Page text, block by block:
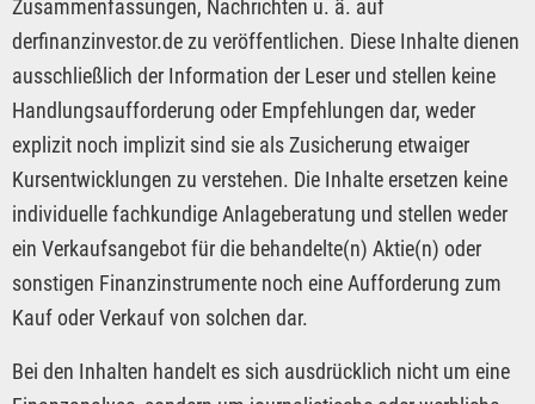
Zusammenfassungen, Nachrichten u. ä. auf
derfinanzinvestor.de zu veröffentlichen. Diese Inhalte dienen
ausschließlich der Information der Leser und stellen keine
Handlungsaufforderung oder Empfehlungen dar, weder
explizit noch implizit sind sie als Zusicherung etwaiger
Kursentwicklungen zu verstehen. Die Inhalte ersetzen keine
individuelle fachkundige Anlageberatung und stellen weder
ein Verkaufsangebot für die behandelte(n) Aktie(n) oder
sonstigen Finanzinstrumente noch eine Aufforderung zum
Kauf oder Verkauf von solchen dar.
Bei den Inhalten handelt es sich ausdrücklich nicht um eine